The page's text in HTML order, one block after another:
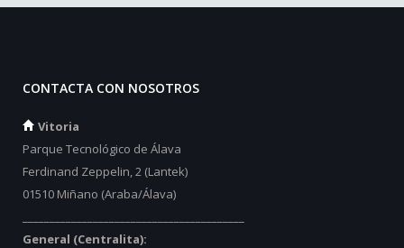
CONTACTA CON NOSOTROS
Vitoria
Parque Tecnológico de Álava
Ferdinand Zeppelin, 2 (Lantek)
01510 Miñano (Araba/Álava)
General (Centralita):